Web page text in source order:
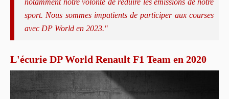
notamment notre volonté de réduire les émissions de notre
sport. Nous sommes impatients de participer aux courses
avec DP World en 2023."
L'écurie DP World Renault F1 Team en 2020